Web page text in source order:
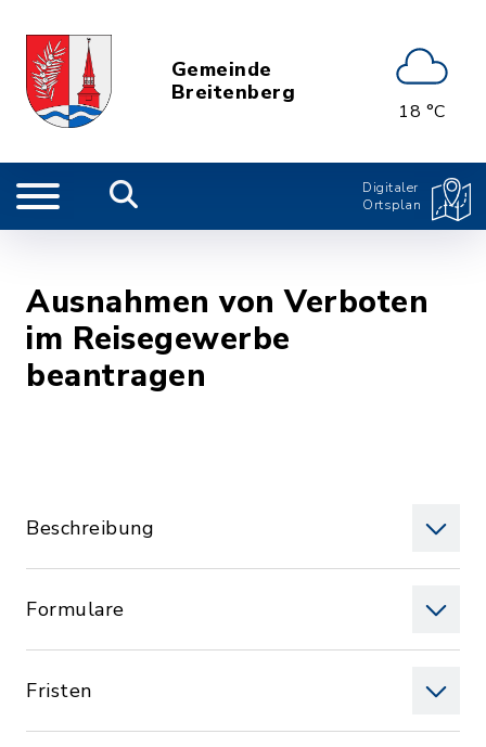
Gemeinde
Breitenberg
18 °C
Digitaler
Ortsplan
Ausnahmen von Verboten
im Reisegewerbe
beantragen
Beschreibung
Formulare
Fristen